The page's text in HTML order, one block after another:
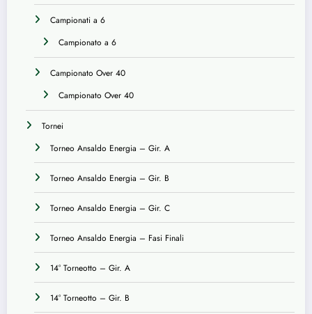
Campionati a 6
Campionato a 6
Campionato Over 40
Campionato Over 40
Tornei
Torneo Ansaldo Energia – Gir. A
Torneo Ansaldo Energia – Gir. B
Torneo Ansaldo Energia – Gir. C
Torneo Ansaldo Energia – Fasi Finali
14° Torneotto – Gir. A
14° Torneotto – Gir. B